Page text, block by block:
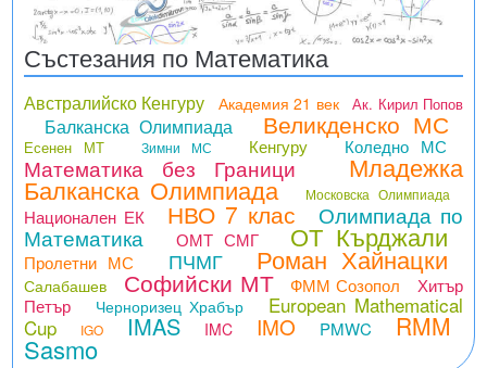
Състезания по Математика
Австралийско Кенгуру Академия 21 век Ак. Кирил Попов
Балканска Олимпиада Великденско МС
Есенен МТ Зимни МС Кенгуру Коледно МС
Математика без Граници Младежка
Балканска Олимпиада Московска Олимпиада
Национален ЕК НВО 7 клас Олимпиада по
Математика ОМТ СМГ ОТ Кърджали
Пролетни МС ПЧМГ Роман Хайнацки
Салабашев Софийски МТ ФММ Созопол
Хитър
Петър
Черноризец Храбър
European Mathematical
Cup
IGO IMAS IMC IMO PMWC RMM
Sasmo